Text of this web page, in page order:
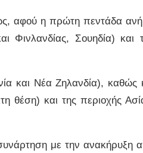
αφού η πρώτη πεντάδα
Φινλανδίας, Σουηδία) και
και Νέα Ζηλανδία), καθώς
θέση) και της περιοχής
με την ανακήρυξη